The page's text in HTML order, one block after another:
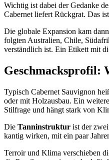
Wichtig ist dabei der Gedanke
Cabernet liefert Rückgrat. Das
Die globale Expansion kam
folgten Australien, Chile,
verständlich ist. Ein Etikett mit
Geschmacksprofil:
Typisch Cabernet Sauvignon
oder mit Holzausbau. Ein
Stilfrage und hängt stark von
Die Tanninstruktur ist der
kantig wirken, mit ein paar
Terroir und Klima verschieben